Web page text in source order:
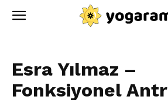
Esra Yılmaz –
Fonksiyonel